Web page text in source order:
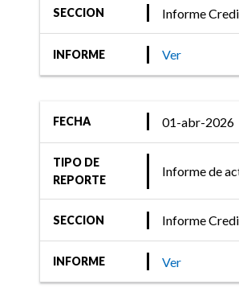
25-ene-2024
FIX (afiliada de Fitch
Ratings) asigna la
calificación de las
Obligaciones
Clase XIII de Banco
Galicia y Buenos Air
SECCION Informe
INFORME Ver
FECHA 01-abr-2026
TIPO DE
REPORTE
Informe de
SECCION Informe
INFORME Ver